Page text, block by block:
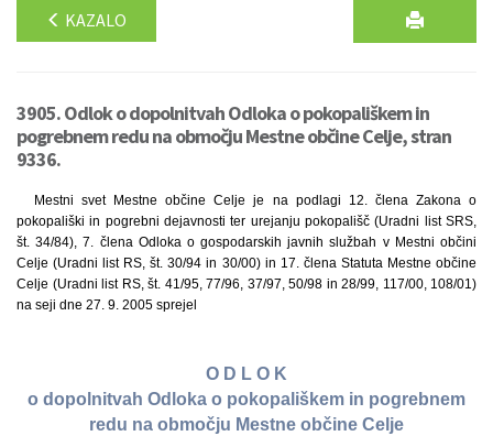
KAZALO
3905. Odlok o dopolnitvah Odloka o pokopališkem in
pogrebnem redu na območju Mestne občine Celje, stran
9336.
Mestni svet Mestne občine Celje je na podlagi 12. člena Zakona o
pokopališki in pogrebni dejavnosti ter urejanju pokopališč (Uradni list SRS,
št. 34/84), 7. člena Odloka o gospodarskih javnih službah v Mestni občini
Celje (Uradni list RS, št. 30/94 in 30/00) in 17. člena Statuta Mestne občine
Celje (Uradni list RS, št. 41/95, 77/96, 37/97, 50/98 in 28/99, 117/00, 108/01)
na seji dne 27. 9. 2005 sprejel
O D L O K
o dopolnitvah Odloka o pokopališkem in pogrebnem
redu na območju Mestne občine Celje